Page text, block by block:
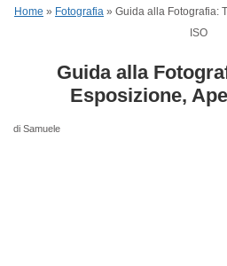
Home » Fotografia » Guida alla Fotografia:
ISO
Guida alla
Esposizione,
di Samuele